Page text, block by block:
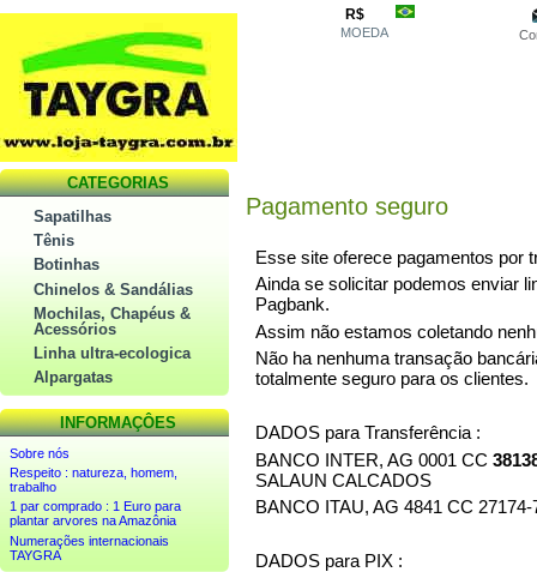
R$
MOEDA
CATEGORIAS
Sapatilhas
Tênis
Botinhas
Chinelos & Sandálias
Mochilas, Chapéus &
Acessórios
Linha ultra-ecologica
Alpargatas
INFORMAÇÔES
Sobre nós
Respeito : natureza, homem,
trabalho
1 par comprado : 1 Euro para
plantar arvores na Amazônia
Numerações internacionais
TAYGRA
Pagamento seguro
Esse site oferece pagamentos por
Ainda se solicitar podemos enviar
Pagbank.
Assim não estamos coletando
Não ha nenhuma transação
totalmente seguro para os clientes.
DADOS para Transferência :
BANCO INTER, AG 0001 CC
SALAUN CALCADOS
BANCO ITAU, AG 4841 CC
DADOS para PIX :